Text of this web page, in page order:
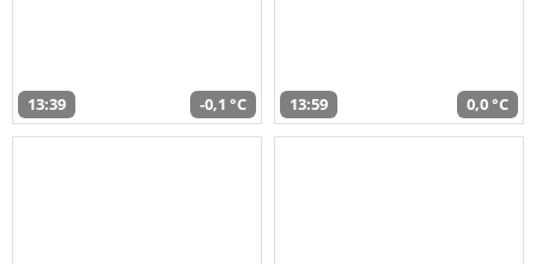
13:39 -0,1 °C 13:59 0,0 °C